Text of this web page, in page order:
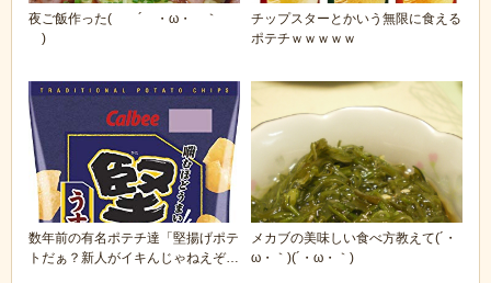
夜ご飯作った( ´ ・ω・ ｀
)
チップスターとかいう無限に食える
ポテチｗｗｗｗｗ
数年前の有名ポテチ達「堅揚げポテ
トだぁ？新人がイキんじゃねえぞ？
メカブの美味しい食べ方教えて(´・
ω・｀)(´・ω・｀)